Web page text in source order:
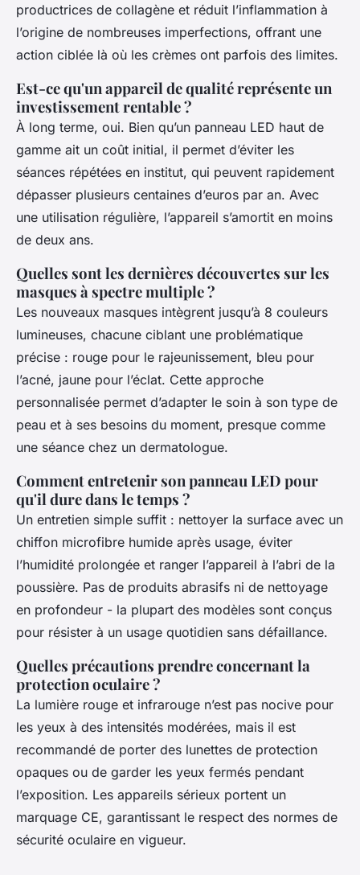
productrices de collagène et réduit l’inflammation à
l’origine de nombreuses imperfections, offrant une
action ciblée là où les crèmes ont parfois des limites.
Est-ce qu'un appareil de qualité représente un
investissement rentable ?
À long terme, oui. Bien qu’un panneau LED haut de
gamme ait un coût initial, il permet d’éviter les
séances répétées en institut, qui peuvent rapidement
dépasser plusieurs centaines d’euros par an. Avec
une utilisation régulière, l’appareil s’amortit en moins
de deux ans.
Quelles sont les dernières découvertes sur les
masques à spectre multiple ?
Les nouveaux masques intègrent jusqu’à 8 couleurs
lumineuses, chacune ciblant une problématique
précise : rouge pour le rajeunissement, bleu pour
l’acné, jaune pour l’éclat. Cette approche
personnalisée permet d’adapter le soin à son type de
peau et à ses besoins du moment, presque comme
une séance chez un dermatologue.
Comment entretenir son panneau LED pour
qu'il dure dans le temps ?
Un entretien simple suffit : nettoyer la surface avec un
chiffon microfibre humide après usage, éviter
l’humidité prolongée et ranger l’appareil à l’abri de la
poussière. Pas de produits abrasifs ni de nettoyage
en profondeur - la plupart des modèles sont conçus
pour résister à un usage quotidien sans défaillance.
Quelles précautions prendre concernant la
protection oculaire ?
La lumière rouge et infrarouge n’est pas nocive pour
les yeux à des intensités modérées, mais il est
recommandé de porter des lunettes de protection
opaques ou de garder les yeux fermés pendant
l’exposition. Les appareils sérieux portent un
marquage CE, garantissant le respect des normes de
sécurité oculaire en vigueur.